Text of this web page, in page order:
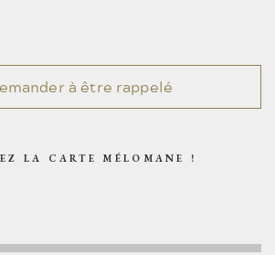
à être rappelé
LA CARTE MÉLOMANE !